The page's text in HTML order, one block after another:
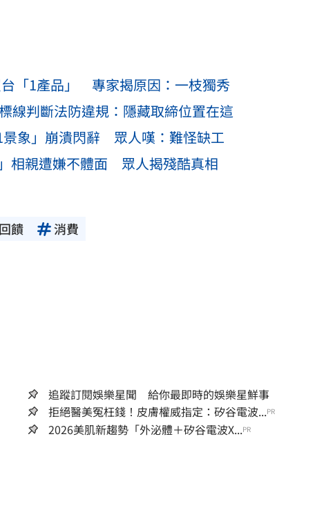
「1產品」 專家揭原因：一枝獨秀
線判斷法防違規：隱藏取締位置在這
象」崩潰閃辭 眾人嘆：難怪缺工
相親遭嫌不體面 眾人揭殘酷真相
回饋 消費
追蹤訂閱娛樂星聞 給你最即時的娛樂星鮮事
拒絕醫美冤枉錢！皮膚權威指定：矽谷電波...PR
2026美肌新趨勢「外泌體＋矽谷電波X...PR